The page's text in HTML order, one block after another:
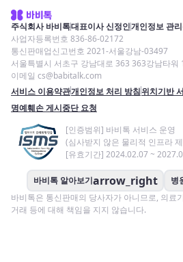
주식회사 바비톡대표이사 신정인개인정보 관
사업자등록번호 836-86-02172
통신판매업신고번호 2021-서울강남-03497
서울특별시 서초구 강남대로 363 363강남타워
이메일 cs@babitalk.com
서비스 이용약관개인정보 처리 방침위치기반
명예훼손 게시중단 요청
[인증범위] 바비톡 서비스 운영
(심사받지 않은 물리적 인프라
[유효기간] 2024.02.07 ~
바비톡 알아보기arrow_right 병
바비톡은 통신판매의 당사자가 아니므로, 의료
거래 등에 대해 책임을 지지 않습니다.